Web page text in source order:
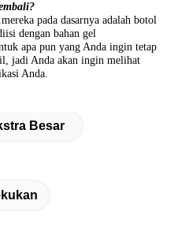
pada dasarnya adalah botol
dengan bahan gel
apa pun yang Anda ingin tetap
jadi Anda akan ingin melihat
Anda.
Besar